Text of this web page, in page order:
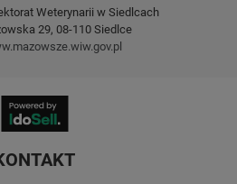
Weterynarii w Siedlcach
29, 08-110 Siedlce